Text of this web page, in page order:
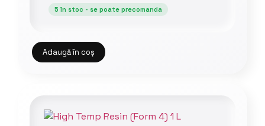
5 în stoc - se poate precomanda
Adaugă în coș